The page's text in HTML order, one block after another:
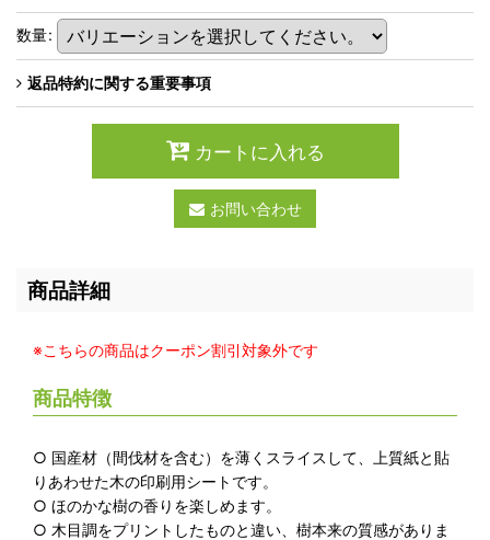
数量:
返品特約に関する重要事項
カートに入れる
お問い合わせ
商品詳細
※こちらの商品はクーポン割引対象外です
商品特徴
○ 国産材（間伐材を含む）を薄くスライスして、上質紙と貼
りあわせた木の印刷用シートです。
○ ほのかな樹の香りを楽しめます。
○ 木目調をプリントしたものと違い、樹本来の質感がありま